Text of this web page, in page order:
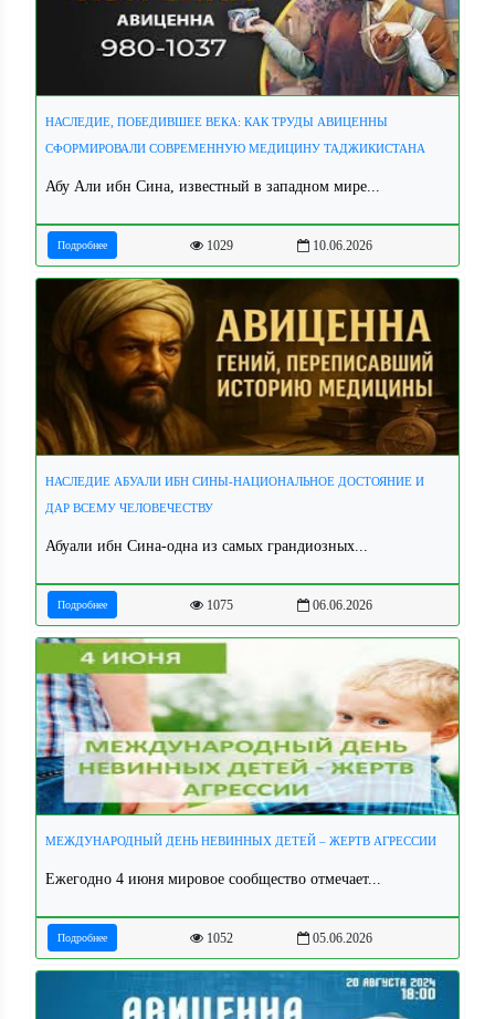
НАСЛЕДИЕ, ПОБЕДИВШЕЕ ВЕКА: КАК ТРУДЫ АВИЦЕННЫ
СФОРМИРОВАЛИ СОВРЕМЕННУЮ МЕДИЦИНУ ТАДЖИКИСТАНА
Абу Али ибн Сина, известный в западном мире...
Подробнее 1029 10.06.2026
НАСЛЕДИЕ АБУАЛИ ИБН СИНЫ-НАЦИОНАЛЬНОЕ ДОСТОЯНИЕ И
ДАР ВСЕМУ ЧЕЛОВЕЧЕСТВУ
Абуали ибн Сина-одна из самых грандиозных...
Подробнее 1075 06.06.2026
МЕЖДУНАРОДНЫЙ ДЕНЬ НЕВИННЫХ ДЕТЕЙ – ЖЕРТВ АГРЕССИИ
Ежегодно 4 июня мировое сообщество отмечает...
Подробнее 1052 05.06.2026